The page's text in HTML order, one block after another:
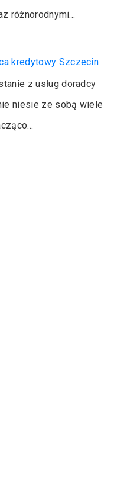
różnorodnymi…
kredytowy Szczecin
z usług doradcy
niesie ze sobą wiele